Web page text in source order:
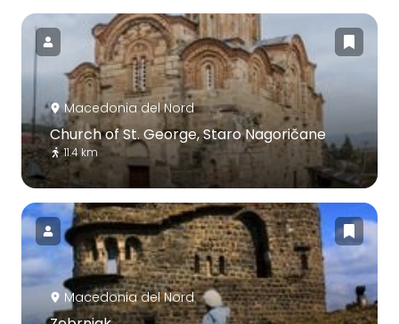
Macedonia del Nord
Church of St. George, Staro Nagoričane
11.4 km
Macedonia del Nord